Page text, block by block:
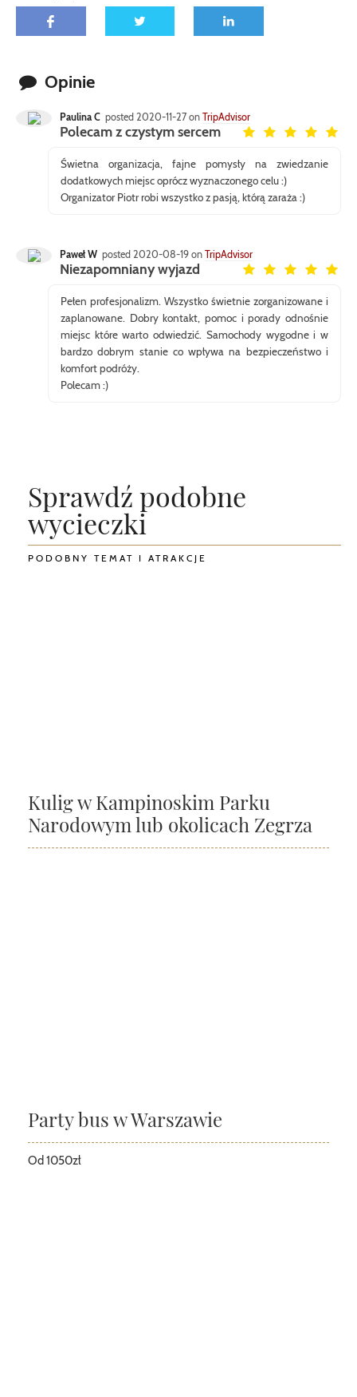
Opinie
Paulina C posted 2020-11-27 on TripAdvisor
Polecam z czystym sercem
Świetna organizacja, fajne pomysły na zwiedzanie
dodatkowych miejsc oprócz wyznaczonego celu :)
Organizator Piotr robi wszystko z pasją, którą zaraża :)
Paweł W posted 2020-08-19 on TripAdvisor
Niezapomniany wyjazd
Pełen profesjonalizm. Wszystko świetnie zorganizowane i
zaplanowane. Dobry kontakt, pomoc i porady odnośnie
miejsc które warto odwiedzić. Samochody wygodne i w
bardzo dobrym stanie co wpływa na bezpieczeństwo i
komfort podróży.
Polecam :)
Sprawdź podobne
wycieczki
PODOBNY TEMAT I ATRAKCJE
Kulig w Kampinoskim Parku
Narodowym lub okolicach Zegrza
Party bus w Warszawie
Od 1050zł